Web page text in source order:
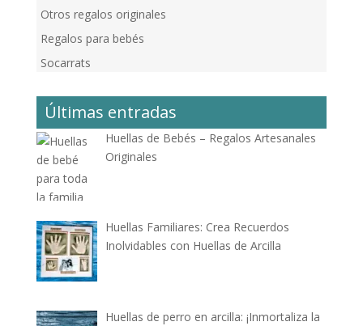
Otros regalos originales
Regalos para bebés
Socarrats
Últimas entradas
Huellas de Bebés – Regalos Artesanales
Originales
Huellas Familiares: Crea Recuerdos
Inolvidables con Huellas de Arcilla
Huellas de perro en arcilla: ¡Inmortaliza la